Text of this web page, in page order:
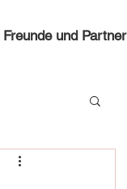
Freunde und Partner